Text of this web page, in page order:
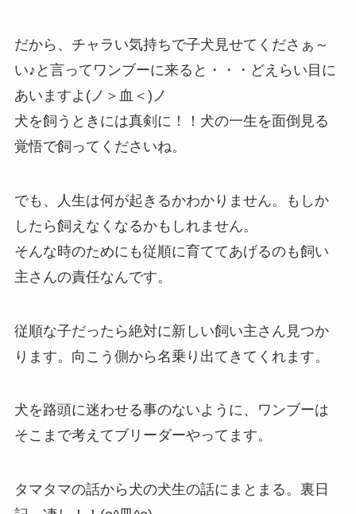
だから、チャラい気持ちで子犬見せてくださぁ～
い♪と言ってワンブーに来ると・・・どえらい目に
あいますよ(ノ＞血＜)ノ
犬を飼うときには真剣に！！犬の一生を面倒見る
覚悟で飼ってくださいね。
でも、人生は何が起きるかわかりません。もしか
したら飼えなくなるかもしれません。
そんな時のためにも従順に育ててあげるのも飼い
主さんの責任なんです。
従順な子だったら絶対に新しい飼い主さん見つか
ります。向こう側から名乗り出てきてくれます。
犬を路頭に迷わせる事のないように、ワンブーは
そこまで考えてブリーダーやってます。
タマタマの話から犬の犬生の話にまとまる。裏日